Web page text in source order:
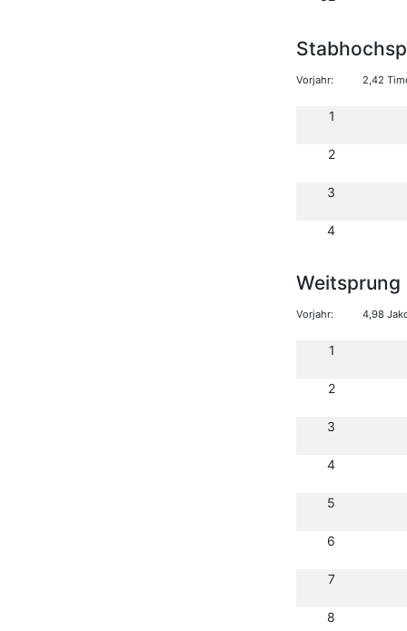
Vorjahr: 2,42
1
2
3
4
Weitsprung
Vorjahr: 4,98
1
2
3
4
5
6
7
8